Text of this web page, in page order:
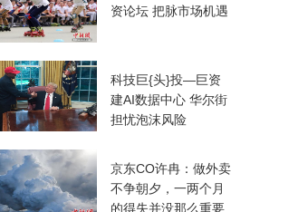
资论坛 把脉市场机遇
科技巨{头}投—巨资
建AI数据中心 华尔街
担忧泡沫风险
京东CO许冉：做外卖
不争朝夕，一两个月
的得失并没那么重要